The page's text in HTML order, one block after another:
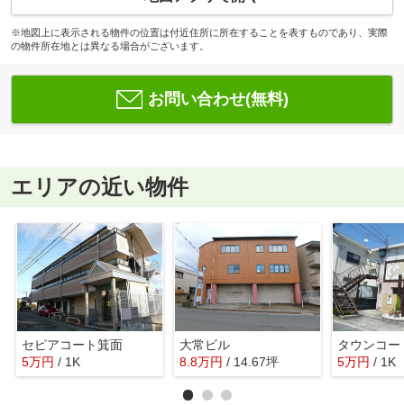
※地図上に表示される物件の位置は付近住所に所在することを表すものであり、実際
の物件所在地とは異なる場合がございます。
お問い合わせ(無料)
エリアの近い物件
セピアコート箕面
5万円 / 1K
大常ビル
8.8万円 / 14.67坪
タウンコー
5万円 / 1K